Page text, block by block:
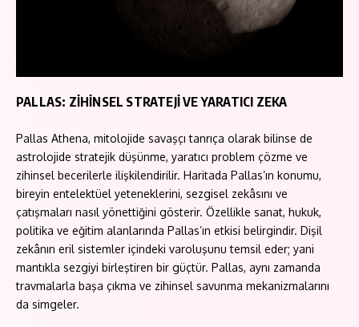
PALLAS: ZİHİNSEL STRATEJİ VE YARATICI ZEKA
Pallas Athena, mitolojide savaşçı tanrıça olarak bilinse de
astrolojide stratejik düşünme, yaratıcı problem çözme ve
zihinsel becerilerle ilişkilendirilir. Haritada Pallas’ın konumu,
bireyin entelektüel yeteneklerini, sezgisel zekâsını ve
çatışmaları nasıl yönettiğini gösterir. Özellikle sanat, hukuk,
politika ve eğitim alanlarında Pallas’ın etkisi belirgindir. Dişil
zekânın eril sistemler içindeki varoluşunu temsil eder; yani
mantıkla sezgiyi birleştiren bir güçtür. Pallas, aynı zamanda
travmalarla başa çıkma ve zihinsel savunma mekanizmalarını
da simgeler.